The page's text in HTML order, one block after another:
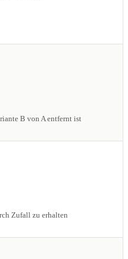
B von A entfernt ist
Zufall zu erhalten